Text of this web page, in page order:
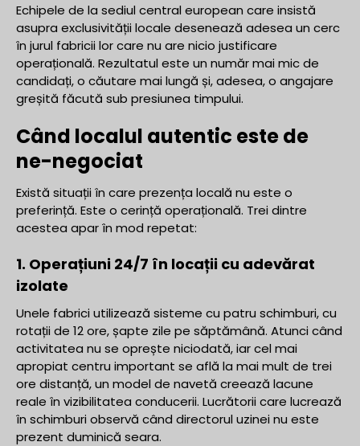
Echipele de la sediul central european care insistă
asupra exclusivității locale desenează adesea un cerc
în jurul fabricii lor care nu are nicio justificare
operațională. Rezultatul este un număr mai mic de
candidați, o căutare mai lungă și, adesea, o angajare
greșită făcută sub presiunea timpului.
Când localul autentic este de
ne-negociat
Există situații în care prezența locală nu este o
preferință. Este o cerință operațională. Trei dintre
acestea apar în mod repetat:
1. Operațiuni 24/7 în locații cu adevărat
izolate
Unele fabrici utilizează sisteme cu patru schimburi, cu
rotații de 12 ore, șapte zile pe săptămână. Atunci când
activitatea nu se oprește niciodată, iar cel mai
apropiat centru important se află la mai mult de trei
ore distanță, un model de navetă creează lacune
reale în vizibilitatea conducerii. Lucrătorii care lucrează
în schimburi observă când directorul uzinei nu este
prezent duminică seara.